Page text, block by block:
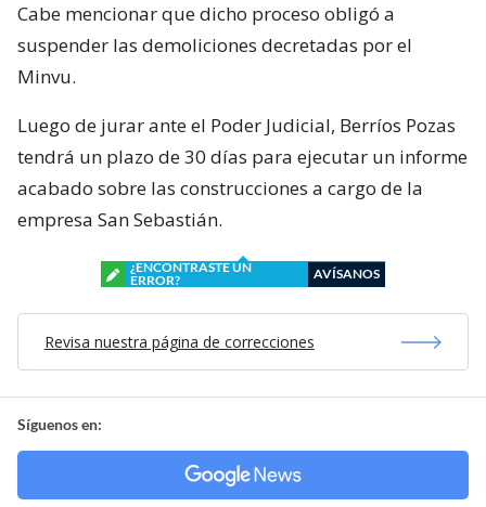
Cabe mencionar que dicho proceso obligó a
suspender las demoliciones decretadas por el
Minvu.
Luego de jurar ante el Poder Judicial, Berríos Pozas
tendrá un plazo de 30 días para ejecutar un informe
acabado sobre las construcciones a cargo de la
empresa San Sebastián.
¿ENCONTRASTE UN
ERROR?
AVÍSANOS
Revisa nuestra página de correcciones
Síguenos en: